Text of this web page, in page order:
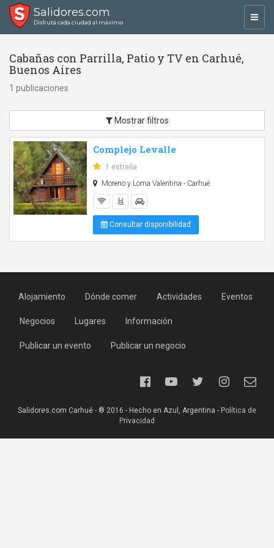
Salidores.com
Disfrutá cada ciudad al máximo
Cabañas con Parrilla, Patio y TV en Carhué,
Buenos Aires
1 publicaciones
Mostrar filtros
Complejo Levalle
1 estrella
Moreno y Loma Valentina - Carhué
Consultar disponibilidad
Alojamiento Dónde comer Actividades Eventos
Negocios Lugares Información
Publicar un evento Publicar un negocio
Salidores.com Carhué - ® 2016 - Hecho en Azul, Argentina - Política de
Privacidad